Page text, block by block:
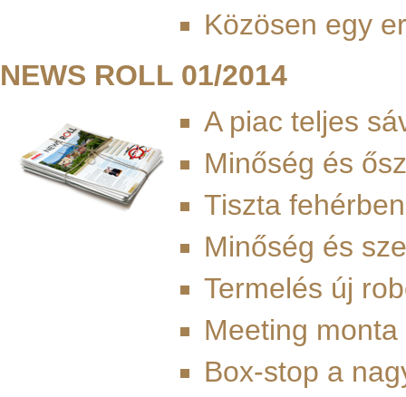
Közösen egy
NEWS ROLL 01/2014
A piac teljes
Minőség és
Tiszta
Minőség és
Termelés új
Meeting monta
Box-stop a